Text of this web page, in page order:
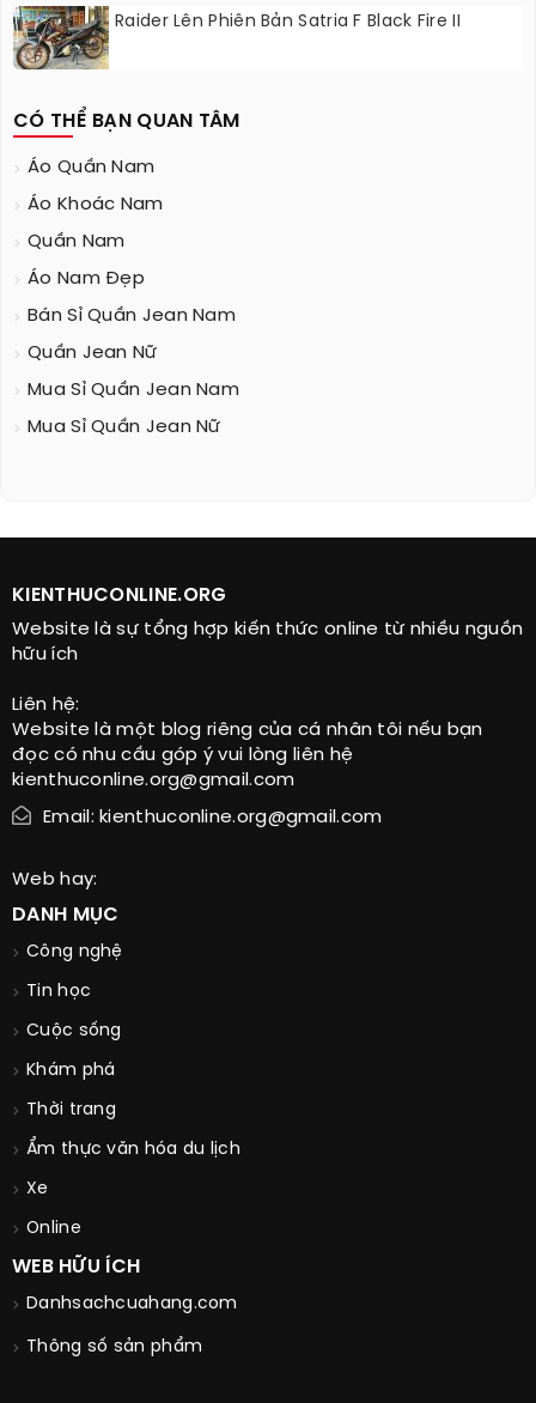
Raider Lên Phiên Bản Satria F Black Fire II
CÓ THỂ BẠN QUAN TÂM
Áo Quần Nam
Áo Khoác Nam
Quần Nam
Áo Nam Đẹp
Bán Sỉ Quần Jean Nam
Quần Jean Nữ
Mua Sỉ Quần Jean Nam
Mua Sỉ Quần Jean Nữ
KIENTHUCONLINE.ORG
Website là sự tổng hợp kiến thức online từ nhiều nguồn
hữu ích
Liên hệ:
Website là một blog riêng của cá nhân tôi nếu bạn
đọc có nhu cầu góp ý vui lòng liên hệ
kienthuconline.org@gmail.com
Email: kienthuconline.org@gmail.com
Web hay:
DANH MỤC
Công nghệ
Tin học
Cuộc sống
Khám phá
Thời trang
Ẩm thực văn hóa du lịch
Xe
Online
WEB HỮU ÍCH
Danhsachcuahang.com
Thông số sản phẩm